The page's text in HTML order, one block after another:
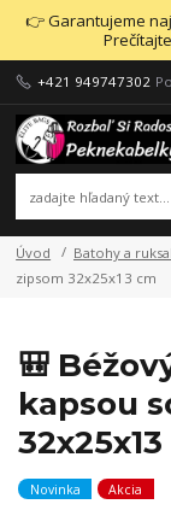
👉 Garantujeme
+421 949747302
Úvod Batohy a
zipsom 32x25x13 cm
🎒
kapsou
Novinka Akcia